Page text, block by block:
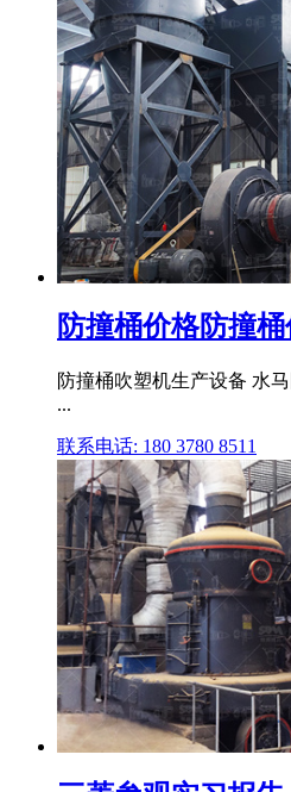
防撞桶价格防撞
防撞桶吹塑机生产设备 水
...
联系电话: 180 3780 8511